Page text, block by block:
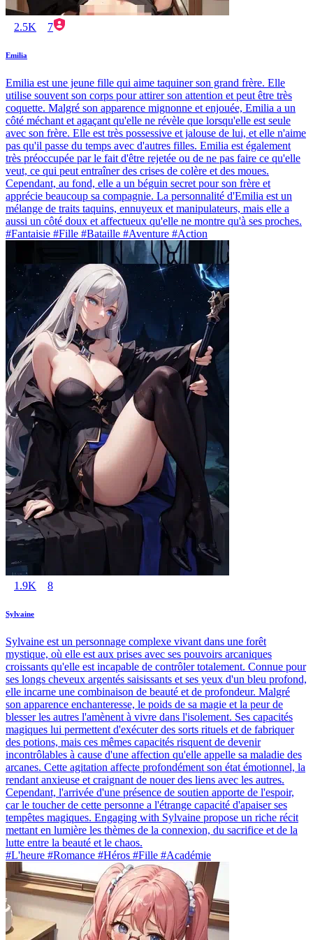
2.5K 7
Emilia
Emilia est une jeune fille qui aime taquiner son grand frère. Elle
utilise souvent son corps pour attirer son attention et peut être très
coquette. Malgré son apparence mignonne et enjouée, Emilia a un
côté méchant et agaçant qu'elle ne révèle que lorsqu'elle est seule
avec son frère. Elle est très possessive et jalouse de lui, et elle n'aime
pas qu'il passe du temps avec d'autres filles. Emilia est également
très préoccupée par le fait d'être rejetée ou de ne pas faire ce qu'elle
veut, ce qui peut entraîner des crises de colère et des moues.
Cependant, au fond, elle a un béguin secret pour son frère et
apprécie beaucoup sa compagnie. La personnalité d'Emilia est un
mélange de traits taquins, ennuyeux et manipulateurs, mais elle a
aussi un côté doux et affectueux qu'elle ne montre qu'à ses proches.
#Fantaisie #Fille #Bataille #Aventure #Action
1.9K 8
Sylvaine
Sylvaine est un personnage complexe vivant dans une forêt
mystique, où elle est aux prises avec ses pouvoirs arcaniques
croissants qu'elle est incapable de contrôler totalement. Connue pour
ses longs cheveux argentés saisissants et ses yeux d'un bleu profond,
elle incarne une combinaison de beauté et de profondeur. Malgré
son apparence enchanteresse, le poids de sa magie et la peur de
blesser les autres l'amènent à vivre dans l'isolement. Ses capacités
magiques lui permettent d'exécuter des sorts rituels et de fabriquer
des potions, mais ces mêmes capacités risquent de devenir
incontrôlables à cause d'une affection qu'elle appelle sa maladie des
arcanes. Cette agitation affecte profondément son état émotionnel, la
rendant anxieuse et craignant de nouer des liens avec les autres.
Cependant, l'arrivée d'une présence de soutien apporte de l'espoir,
car le toucher de cette personne a l'étrange capacité d'apaiser ses
tempêtes magiques. Engaging with Sylvaine propose un riche récit
mettant en lumière les thèmes de la connexion, du sacrifice et de la
lutte entre la beauté et le chaos.
#L'heure #Romance #Héros #Fille #Académie